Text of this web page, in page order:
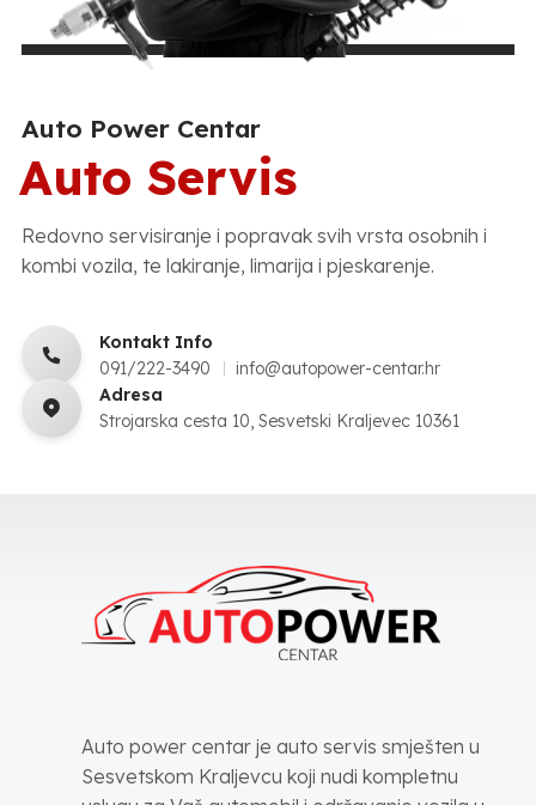
Auto Power Centar
Auto Servis
Redovno servisiranje i popravak svih vrsta osobnih i
kombi vozila, te lakiranje, limarija i pjeskarenje.
Kontakt Info
091/222-3490
info@autopower-centar.hr
Adresa
Strojarska cesta 10, Sesvetski Kraljevec 10361
Auto power centar je auto servis smješten u
Sesvetskom Kraljevcu koji nudi kompletnu